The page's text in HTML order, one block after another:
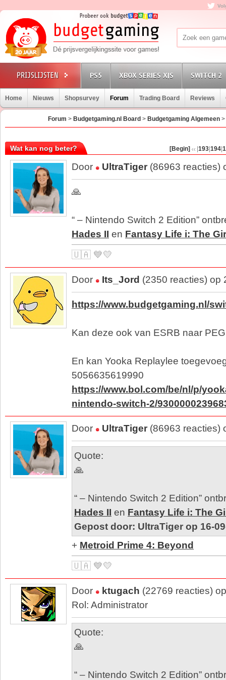
PS5 XBOX SERIES X|S SWITCH 2
Home Nieuws Shopsurvey Forum Trading Board Reviews
Forum > Budgetgaming.nl Board > Budgetgaming Algemeen >
Wat kan nog beter? [Begin] 193 194
Door UltraTiger (86963 reacties)
🙏
“ – Nintendo Switch 2 Edition”
Hades II en Fantasy Life i: The
🇺🇦 💙💛
Door Its_Jord (2350 reacties) op
https://www.budgetgaming.nl/
Kan deze ook van ESRB naar
En kan Yooka Replaylee
5056635619990
https://www.bol.com/be/nl/p/
nintendo-switch-2/
Door UltraTiger (86963 reacties)
Quote:
🙏
“ – Nintendo Switch 2 Edition”
Hades II en Fantasy Life i: The
Gepost door: UltraTiger op 16-
+ Metroid Prime 4: Beyond
🇺🇦 💙💛
Door ktugach (22769 reacties)
Rol: Administrator
Quote:
🙏
“ – Nintendo Switch 2 Edition”